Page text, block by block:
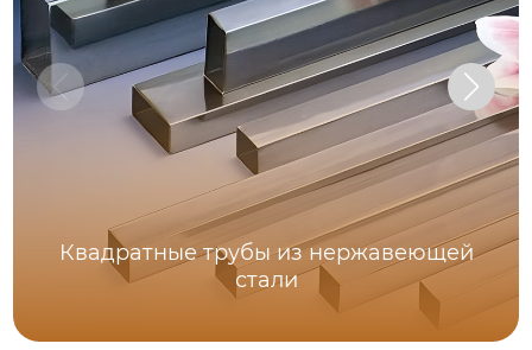
Квадратные трубы из нержавеющей
стали